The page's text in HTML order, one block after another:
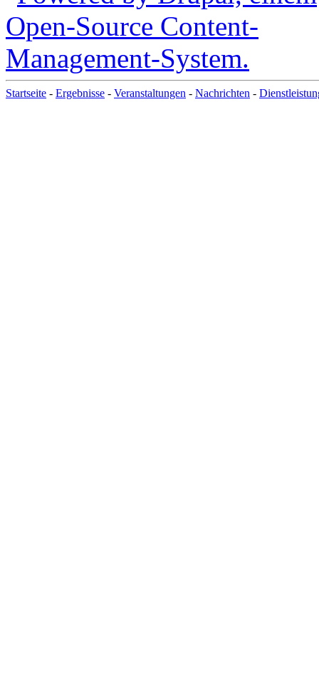
Startseite - Ergebnisse - Veranstaltungen - Nachrichten -